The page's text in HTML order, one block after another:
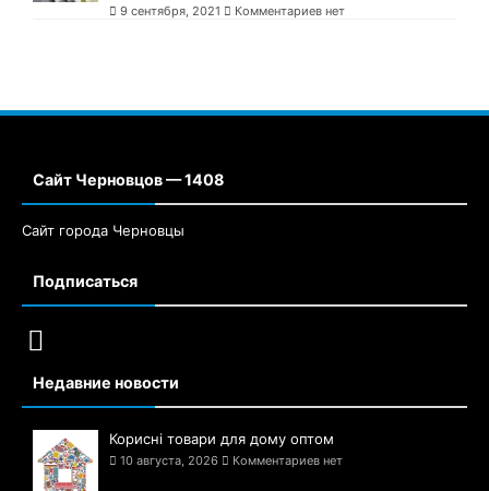
9 сентября, 2021 Комментариев нет
Сайт Черновцов — 1408
Сайт города Черновцы
Подписаться
Недавние новости
Корисні товари для дому оптом
10 августа, 2026 Комментариев нет